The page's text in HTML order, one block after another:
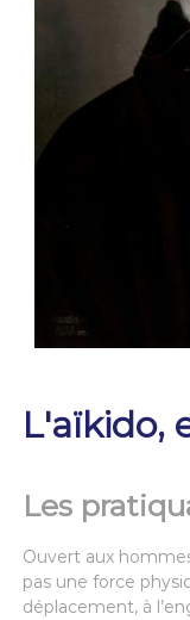
L'aïkido,
Les
Ouvert aux
pas une force
déplacement, à